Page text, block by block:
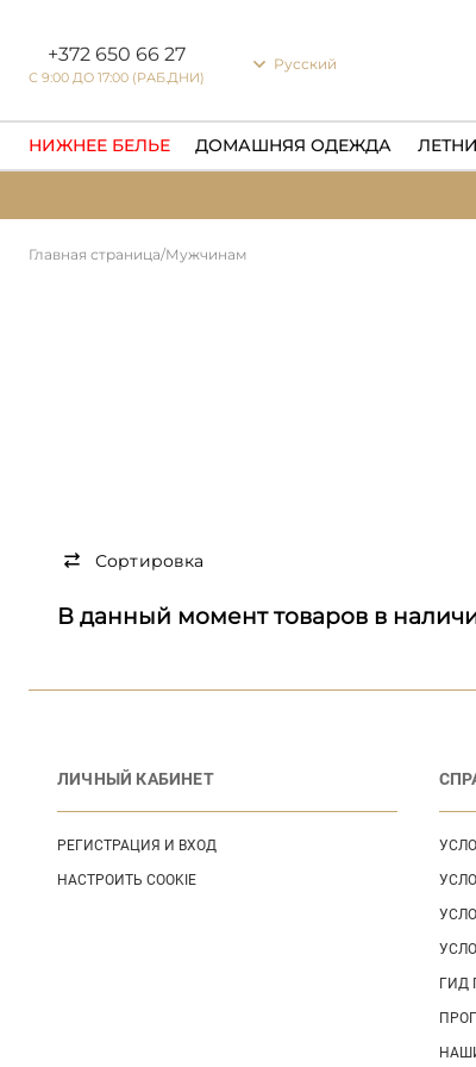
+372 650 66 27
С 9:00 ДО 17:00 (РАБ.ДНИ)
Русский
НИЖНЕЕ БЕЛЬЕ ДОМАШНЯЯ ОДЕЖДА
Главная страница/Мужчинам
Сортировка
В данный момент товаров в
ЛИЧНЫЙ КАБИНЕТ
РЕГИСТРАЦИЯ И ВХОД
НАСТРОИТЬ COOKIE
ГИД